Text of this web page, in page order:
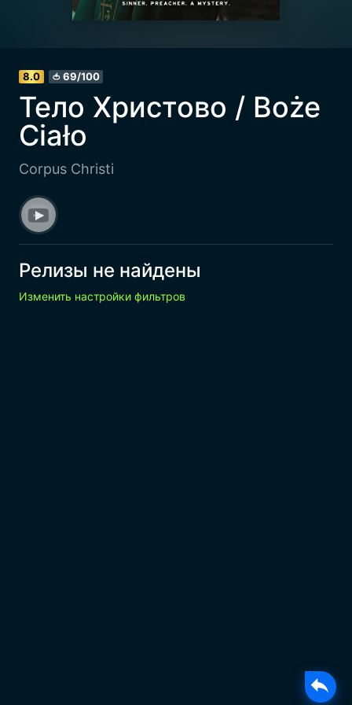
🍅 69/100
8.0
Тело Христово / Boże
Ciało
Corpus Christi
Релизы не найдены
Изменить настройки фильтров